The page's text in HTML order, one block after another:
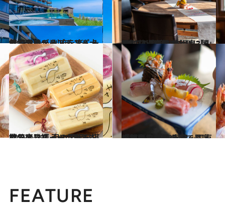
2019.8.14
外資系ホテルブランド大分初上陸！ 別府を楽しみ尽くすリゾート＆スパ
旅＆お出かけ 2019.1.22
“第二の実家”のように懐かしい湯宿 別府温泉「山田別荘」の魅力とは？
旅＆お出かけ
2019.6.29
地元産フルーツの恵みを存分に発揮 南の果実を堪能できるスイーツ8品！
グルメ 2019.1.26
大正ロマン風の宿で最高の地魚を堪能 大分・国東「割烹旅館 海喜荘」
旅＆お出かけ
FEATURE